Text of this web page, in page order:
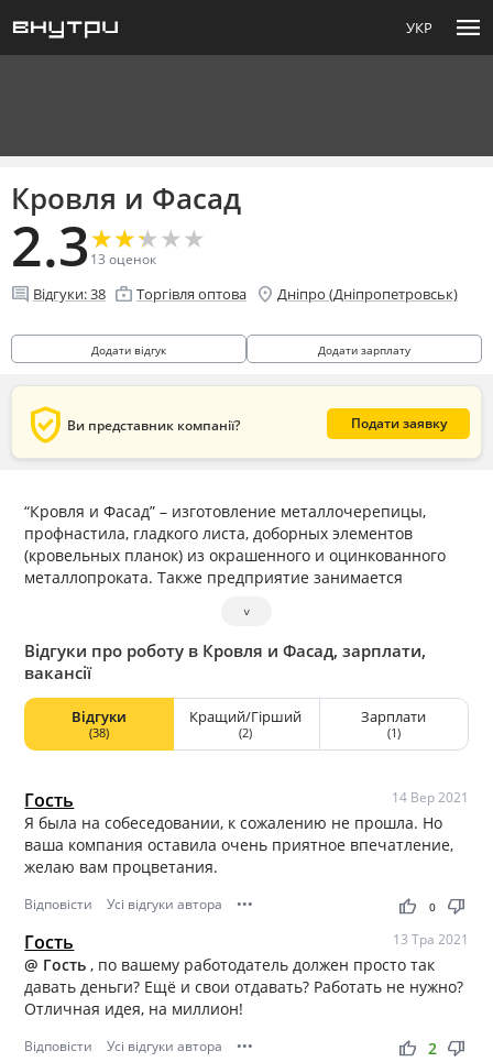
УКР menu
Кровля и Фасад
2.3★
★★
★★
★★
★★
★
13 оценок
comment Відгуки:38 enterprise Торгівля оптова location_on Дніпро (Дніпропетровськ)
Додати відгук Додати зарплату
verified_user Ви представник компанії? Подати заявку
“Кровля и Фасад” – изготовление металлочерепицы,
профнастила, гладкого листа, доборных элементов
(кровельных планок) из окрашенного и оцинкованного
металлопроката. Также предприятие занимается
˅
Відгуки про роботу в Кровля и Фасад, зарплати,
вакансії
Відгуки
(38)
Кращий/Гірший
(2)
Зарплати
(1)
Гость 14 Вер 2021
Я была на собеседовании, к сожалению не прошла. Но
ваша компания оставила очень приятное впечатление,
желаю вам процветания.
Відповісти Усі відгуки автора ••• thumb_up thumb_down
0
Гость 13 Тра 2021
@ Гость, по вашему работодатель должен просто так
давать деньги? Ещё и свои отдавать? Работать не нужно?
Отличная идея, на миллион!
Відповісти Усі відгуки автора ••• thumb_up thumb_down
2